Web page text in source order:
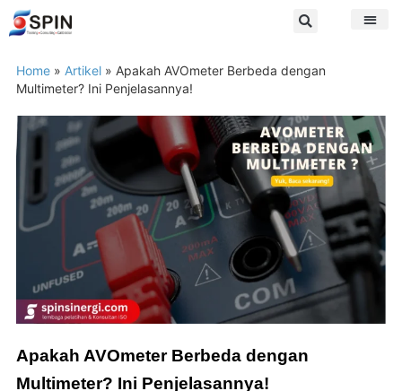
Home » Artikel » Apakah AVOmeter Berbeda dengan
Multimeter? Ini Penjelasannya!
Apakah AVOmeter Berbeda dengan
Multimeter? Ini Penjelasannya!